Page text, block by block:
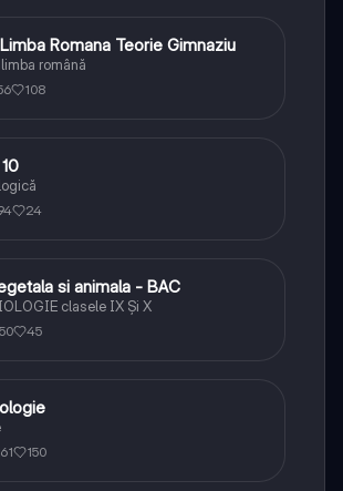
română
Romana Teorie Gimnaziu
română
108
24
si animala - BAC
clasele IX Şi X
45
150